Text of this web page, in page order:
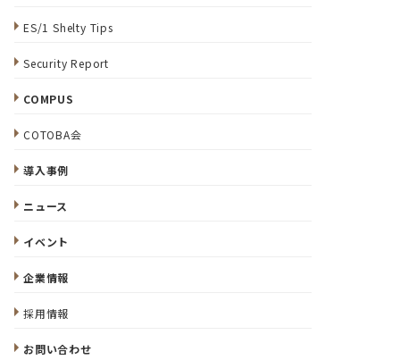
ES/1 Shelty Tips
Security Report
COMPUS
COTOBA会
導入事例
ニュース
イベント
企業情報
採用情報
お問い合わせ